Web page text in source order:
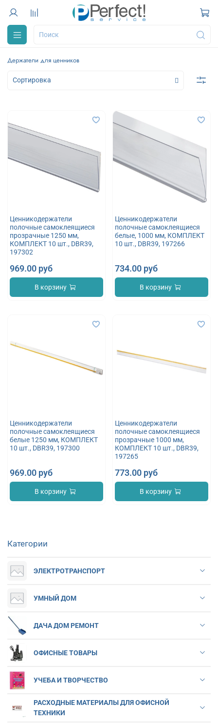
Держатели для ценников
Ценникодержатели
полочные самоклеящиеся
прозрачные 1250 мм,
КОМПЛЕКТ 10 шт., DBR39,
197302
969.00 руб
В корзину
Ценникодержатели
полочные самоклеящиеся
белые, 1000 мм, КОМПЛЕКТ
10 шт., DBR39, 197266
734.00 руб
В корзину
Ценникодержатели
полочные самоклеящиеся
белые 1250 мм, КОМПЛЕКТ
10 шт., DBR39, 197300
969.00 руб
В корзину
Ценникодержатели
полочные самоклеящиеся
прозрачные 1000 мм,
КОМПЛЕКТ 10 шт., DBR39,
197265
773.00 руб
В корзину
Категории
ЭЛЕКТРОТРАНСПОРТ
УМНЫЙ ДОМ
ДАЧА ДОМ РЕМОНТ
ОФИСНЫЕ ТОВАРЫ
УЧЕБА И ТВОРЧЕСТВО
РАСХОДНЫЕ МАТЕРИАЛЫ ДЛЯ ОФИСНОЙ
ТЕХНИКИ